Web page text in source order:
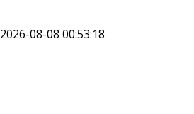
2026-08-08 00:53:18